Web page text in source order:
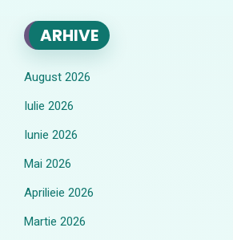
ARHIVE
August 2026
Iulie 2026
Iunie 2026
Mai 2026
Aprilieie 2026
Martie 2026